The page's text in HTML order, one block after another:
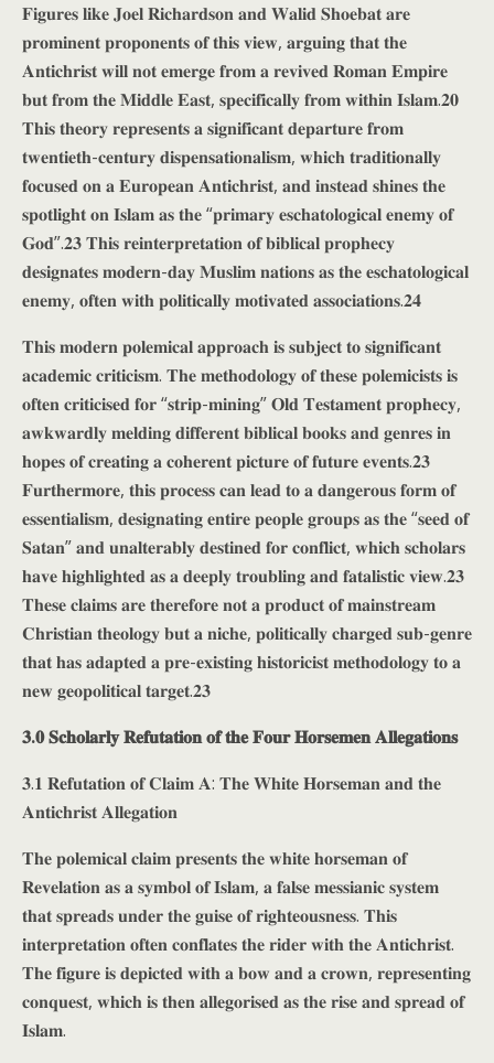
𝐅𝐢𝐠𝐮𝐫𝐞𝐬 𝐥𝐢𝐤𝐞 𝐉𝐨𝐞𝐥 𝐑𝐢𝐜𝐡𝐚𝐫𝐝𝐬𝐨𝐧 𝐚𝐧𝐝 𝐖𝐚𝐥𝐢𝐝 𝐒𝐡𝐨𝐞𝐛𝐚𝐭 𝐚𝐫𝐞
𝐩𝐫𝐨𝐦𝐢𝐧𝐞𝐧𝐭 𝐩𝐫𝐨𝐩𝐨𝐧𝐞𝐧𝐭𝐬 𝐨𝐟 𝐭𝐡𝐢𝐬 𝐯𝐢𝐞𝐰, 𝐚𝐫𝐠𝐮𝐢𝐧𝐠 𝐭𝐡𝐚𝐭 𝐭𝐡𝐞
𝐀𝐧𝐭𝐢𝐜𝐡𝐫𝐢𝐬𝐭 𝐰𝐢𝐥𝐥 𝐧𝐨𝐭 𝐞𝐦𝐞𝐫𝐠𝐞 𝐟𝐫𝐨𝐦 𝐚 𝐫𝐞𝐯𝐢𝐯𝐞𝐝 𝐑𝐨𝐦𝐚𝐧 𝐄𝐦𝐩𝐢𝐫𝐞
𝐛𝐮𝐭 𝐟𝐫𝐨𝐦 𝐭𝐡𝐞 𝐌𝐢𝐝𝐝𝐥𝐞 𝐄𝐚𝐬𝐭, 𝐬𝐩𝐞𝐜𝐢𝐟𝐢𝐜𝐚𝐥𝐥𝐲 𝐟𝐫𝐨𝐦 𝐰𝐢𝐭𝐡𝐢𝐧 𝐈𝐬𝐥𝐚𝐦.𝟐𝟎
𝐓𝐡𝐢𝐬 𝐭𝐡𝐞𝐨𝐫𝐲 𝐫𝐞𝐩𝐫𝐞𝐬𝐞𝐧𝐭𝐬 𝐚 𝐬𝐢𝐠𝐧𝐢𝐟𝐢𝐜𝐚𝐧𝐭 𝐝𝐞𝐩𝐚𝐫𝐭𝐮𝐫𝐞 𝐟𝐫𝐨𝐦
𝐭𝐰𝐞𝐧𝐭𝐢𝐞𝐭𝐡-𝐜𝐞𝐧𝐭𝐮𝐫𝐲 𝐝𝐢𝐬𝐩𝐞𝐧𝐬𝐚𝐭𝐢𝐨𝐧𝐚𝐥𝐢𝐬𝐦, 𝐰𝐡𝐢𝐜𝐡 𝐭𝐫𝐚𝐝𝐢𝐭𝐢𝐨𝐧𝐚𝐥𝐥𝐲
𝐟𝐨𝐜𝐮𝐬𝐞𝐝 𝐨𝐧 𝐚 𝐄𝐮𝐫𝐨𝐩𝐞𝐚𝐧 𝐀𝐧𝐭𝐢𝐜𝐡𝐫𝐢𝐬𝐭, 𝐚𝐧𝐝 𝐢𝐧𝐬𝐭𝐞𝐚𝐝 𝐬𝐡𝐢𝐧𝐞𝐬 𝐭𝐡𝐞
𝐬𝐩𝐨𝐭𝐥𝐢𝐠𝐡𝐭 𝐨𝐧 𝐈𝐬𝐥𝐚𝐦 𝐚𝐬 𝐭𝐡𝐞 “𝐩𝐫𝐢𝐦𝐚𝐫𝐲 𝐞𝐬𝐜𝐡𝐚𝐭𝐨𝐥𝐨𝐠𝐢𝐜𝐚𝐥 𝐞𝐧𝐞𝐦𝐲 𝐨𝐟
𝐆𝐨𝐝”.𝟐𝟑 𝐓𝐡𝐢𝐬 𝐫𝐞𝐢𝐧𝐭𝐞𝐫𝐩𝐫𝐞𝐭𝐚𝐭𝐢𝐨𝐧 𝐨𝐟 𝐛𝐢𝐛𝐥𝐢𝐜𝐚𝐥 𝐩𝐫𝐨𝐩𝐡𝐞𝐜𝐲
𝐝𝐞𝐬𝐢𝐠𝐧𝐚𝐭𝐞𝐬 𝐦𝐨𝐝𝐞𝐫𝐧-𝐝𝐚𝐲 𝐌𝐮𝐬𝐥𝐢𝐦 𝐧𝐚𝐭𝐢𝐨𝐧𝐬 𝐚𝐬 𝐭𝐡𝐞 𝐞𝐬𝐜𝐡𝐚𝐭𝐨𝐥𝐨𝐠𝐢𝐜𝐚𝐥
𝐞𝐧𝐞𝐦𝐲, 𝐨𝐟𝐭𝐞𝐧 𝐰𝐢𝐭𝐡 𝐩𝐨𝐥𝐢𝐭𝐢𝐜𝐚𝐥𝐥𝐲 𝐦𝐨𝐭𝐢𝐯𝐚𝐭𝐞𝐝 𝐚𝐬𝐬𝐨𝐜𝐢𝐚𝐭𝐢𝐨𝐧𝐬.𝟐𝟒
𝐓𝐡𝐢𝐬 𝐦𝐨𝐝𝐞𝐫𝐧 𝐩𝐨𝐥𝐞𝐦𝐢𝐜𝐚𝐥 𝐚𝐩𝐩𝐫𝐨𝐚𝐜𝐡 𝐢𝐬 𝐬𝐮𝐛𝐣𝐞𝐜𝐭 𝐭𝐨 𝐬𝐢𝐠𝐧𝐢𝐟𝐢𝐜𝐚𝐧𝐭
𝐚𝐜𝐚𝐝𝐞𝐦𝐢𝐜 𝐜𝐫𝐢𝐭𝐢𝐜𝐢𝐬𝐦. 𝐓𝐡𝐞 𝐦𝐞𝐭𝐡𝐨𝐝𝐨𝐥𝐨𝐠𝐲 𝐨𝐟 𝐭𝐡𝐞𝐬𝐞 𝐩𝐨𝐥𝐞𝐦𝐢𝐜𝐢𝐬𝐭𝐬 𝐢𝐬
𝐨𝐟𝐭𝐞𝐧 𝐜𝐫𝐢𝐭𝐢𝐜𝐢𝐬𝐞𝐝 𝐟𝐨𝐫 “𝐬𝐭𝐫𝐢𝐩-𝐦𝐢𝐧𝐢𝐧𝐠” 𝐎𝐥𝐝 𝐓𝐞𝐬𝐭𝐚𝐦𝐞𝐧𝐭 𝐩𝐫𝐨𝐩𝐡𝐞𝐜𝐲,
𝐚𝐰𝐤𝐰𝐚𝐫𝐝𝐥𝐲 𝐦𝐞𝐥𝐝𝐢𝐧𝐠 𝐝𝐢𝐟𝐟𝐞𝐫𝐞𝐧𝐭 𝐛𝐢𝐛𝐥𝐢𝐜𝐚𝐥 𝐛𝐨𝐨𝐤𝐬 𝐚𝐧𝐝 𝐠𝐞𝐧𝐫𝐞𝐬 𝐢𝐧
𝐡𝐨𝐩𝐞𝐬 𝐨𝐟 𝐜𝐫𝐞𝐚𝐭𝐢𝐧𝐠 𝐚 𝐜𝐨𝐡𝐞𝐫𝐞𝐧𝐭 𝐩𝐢𝐜𝐭𝐮𝐫𝐞 𝐨𝐟 𝐟𝐮𝐭𝐮𝐫𝐞 𝐞𝐯𝐞𝐧𝐭𝐬.𝟐𝟑
𝐅𝐮𝐫𝐭𝐡𝐞𝐫𝐦𝐨𝐫𝐞, 𝐭𝐡𝐢𝐬 𝐩𝐫𝐨𝐜𝐞𝐬𝐬 𝐜𝐚𝐧 𝐥𝐞𝐚𝐝 𝐭𝐨 𝐚 𝐝𝐚𝐧𝐠𝐞𝐫𝐨𝐮𝐬 𝐟𝐨𝐫𝐦 𝐨𝐟
𝐞𝐬𝐬𝐞𝐧𝐭𝐢𝐚𝐥𝐢𝐬𝐦, 𝐝𝐞𝐬𝐢𝐠𝐧𝐚𝐭𝐢𝐧𝐠 𝐞𝐧𝐭𝐢𝐫𝐞 𝐩𝐞𝐨𝐩𝐥𝐞 𝐠𝐫𝐨𝐮𝐩𝐬 𝐚𝐬 𝐭𝐡𝐞 “𝐬𝐞𝐞𝐝 𝐨𝐟
𝐒𝐚𝐭𝐚𝐧” 𝐚𝐧𝐝 𝐮𝐧𝐚𝐥𝐭𝐞𝐫𝐚𝐛𝐥𝐲 𝐝𝐞𝐬𝐭𝐢𝐧𝐞𝐝 𝐟𝐨𝐫 𝐜𝐨𝐧𝐟𝐥𝐢𝐜𝐭, 𝐰𝐡𝐢𝐜𝐡 𝐬𝐜𝐡𝐨𝐥𝐚𝐫𝐬
𝐡𝐚𝐯𝐞 𝐡𝐢𝐠𝐡𝐥𝐢𝐠𝐡𝐭𝐞𝐝 𝐚𝐬 𝐚 𝐝𝐞𝐞𝐩𝐥𝐲 𝐭𝐫𝐨𝐮𝐛𝐥𝐢𝐧𝐠 𝐚𝐧𝐝 𝐟𝐚𝐭𝐚𝐥𝐢𝐬𝐭𝐢𝐜 𝐯𝐢𝐞𝐰.𝟐𝟑
𝐓𝐡𝐞𝐬𝐞 𝐜𝐥𝐚𝐢𝐦𝐬 𝐚𝐫𝐞 𝐭𝐡𝐞𝐫𝐞𝐟𝐨𝐫𝐞 𝐧𝐨𝐭 𝐚 𝐩𝐫𝐨𝐝𝐮𝐜𝐭 𝐨𝐟 𝐦𝐚𝐢𝐧𝐬𝐭𝐫𝐞𝐚𝐦
𝐂𝐡𝐫𝐢𝐬𝐭𝐢𝐚𝐧 𝐭𝐡𝐞𝐨𝐥𝐨𝐠𝐲 𝐛𝐮𝐭 𝐚 𝐧𝐢𝐜𝐡𝐞, 𝐩𝐨𝐥𝐢𝐭𝐢𝐜𝐚𝐥𝐥𝐲 𝐜𝐡𝐚𝐫𝐠𝐞𝐝 𝐬𝐮𝐛-𝐠𝐞𝐧𝐫𝐞
𝐭𝐡𝐚𝐭 𝐡𝐚𝐬 𝐚𝐝𝐚𝐩𝐭𝐞𝐝 𝐚 𝐩𝐫𝐞-𝐞𝐱𝐢𝐬𝐭𝐢𝐧𝐠 𝐡𝐢𝐬𝐭𝐨𝐫𝐢𝐜𝐢𝐬𝐭 𝐦𝐞𝐭𝐡𝐨𝐝𝐨𝐥𝐨𝐠𝐲 𝐭𝐨 𝐚
𝐧𝐞𝐰 𝐠𝐞𝐨𝐩𝐨𝐥𝐢𝐭𝐢𝐜𝐚𝐥 𝐭𝐚𝐫𝐠𝐞𝐭.𝟐𝟑
𝟑.𝟎 𝐒𝐜𝐡𝐨𝐥𝐚𝐫𝐥𝐲 𝐑𝐞𝐟𝐮𝐭𝐚𝐭𝐢𝐨𝐧 𝐨𝐟 𝐭𝐡𝐞 𝐅𝐨𝐮𝐫 𝐇𝐨𝐫𝐬𝐞𝐦𝐞𝐧 𝐀𝐥𝐥𝐞𝐠𝐚𝐭𝐢𝐨𝐧𝐬
𝟑.𝟏 𝐑𝐞𝐟𝐮𝐭𝐚𝐭𝐢𝐨𝐧 𝐨𝐟 𝐂𝐥𝐚𝐢𝐦 𝐀: 𝐓𝐡𝐞 𝐖𝐡𝐢𝐭𝐞 𝐇𝐨𝐫𝐬𝐞𝐦𝐚𝐧 𝐚𝐧𝐝 𝐭𝐡𝐞
𝐀𝐧𝐭𝐢𝐜𝐡𝐫𝐢𝐬𝐭 𝐀𝐥𝐥𝐞𝐠𝐚𝐭𝐢𝐨𝐧
𝐓𝐡𝐞 𝐩𝐨𝐥𝐞𝐦𝐢𝐜𝐚𝐥 𝐜𝐥𝐚𝐢𝐦 𝐩𝐫𝐞𝐬𝐞𝐧𝐭𝐬 𝐭𝐡𝐞 𝐰𝐡𝐢𝐭𝐞 𝐡𝐨𝐫𝐬𝐞𝐦𝐚𝐧 𝐨𝐟
𝐑𝐞𝐯𝐞𝐥𝐚𝐭𝐢𝐨𝐧 𝐚𝐬 𝐚 𝐬𝐲𝐦𝐛𝐨𝐥 𝐨𝐟 𝐈𝐬𝐥𝐚𝐦, 𝐚 𝐟𝐚𝐥𝐬𝐞 𝐦𝐞𝐬𝐬𝐢𝐚𝐧𝐢𝐜 𝐬𝐲𝐬𝐭𝐞𝐦
𝐭𝐡𝐚𝐭 𝐬𝐩𝐫𝐞𝐚𝐝𝐬 𝐮𝐧𝐝𝐞𝐫 𝐭𝐡𝐞 𝐠𝐮𝐢𝐬𝐞 𝐨𝐟 𝐫𝐢𝐠𝐡𝐭𝐞𝐨𝐮𝐬𝐧𝐞𝐬𝐬. 𝐓𝐡𝐢𝐬
𝐢𝐧𝐭𝐞𝐫𝐩𝐫𝐞𝐭𝐚𝐭𝐢𝐨𝐧 𝐨𝐟𝐭𝐞𝐧 𝐜𝐨𝐧𝐟𝐥𝐚𝐭𝐞𝐬 𝐭𝐡𝐞 𝐫𝐢𝐝𝐞𝐫 𝐰𝐢𝐭𝐡 𝐭𝐡𝐞 𝐀𝐧𝐭𝐢𝐜𝐡𝐫𝐢𝐬𝐭.
𝐓𝐡𝐞 𝐟𝐢𝐠𝐮𝐫𝐞 𝐢𝐬 𝐝𝐞𝐩𝐢𝐜𝐭𝐞𝐝 𝐰𝐢𝐭𝐡 𝐚 𝐛𝐨𝐰 𝐚𝐧𝐝 𝐚 𝐜𝐫𝐨𝐰𝐧, 𝐫𝐞𝐩𝐫𝐞𝐬𝐞𝐧𝐭𝐢𝐧𝐠
𝐜𝐨𝐧𝐪𝐮𝐞𝐬𝐭, 𝐰𝐡𝐢𝐜𝐡 𝐢𝐬 𝐭𝐡𝐞𝐧 𝐚𝐥𝐥𝐞𝐠𝐨𝐫𝐢𝐬𝐞𝐝 𝐚𝐬 𝐭𝐡𝐞 𝐫𝐢𝐬𝐞 𝐚𝐧𝐝 𝐬𝐩𝐫𝐞𝐚𝐝 𝐨𝐟
𝐈𝐬𝐥𝐚𝐦.